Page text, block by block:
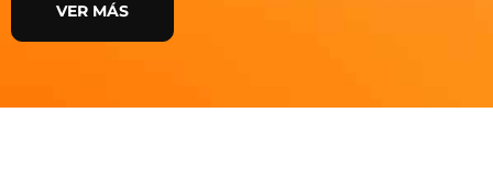
VER MÁS